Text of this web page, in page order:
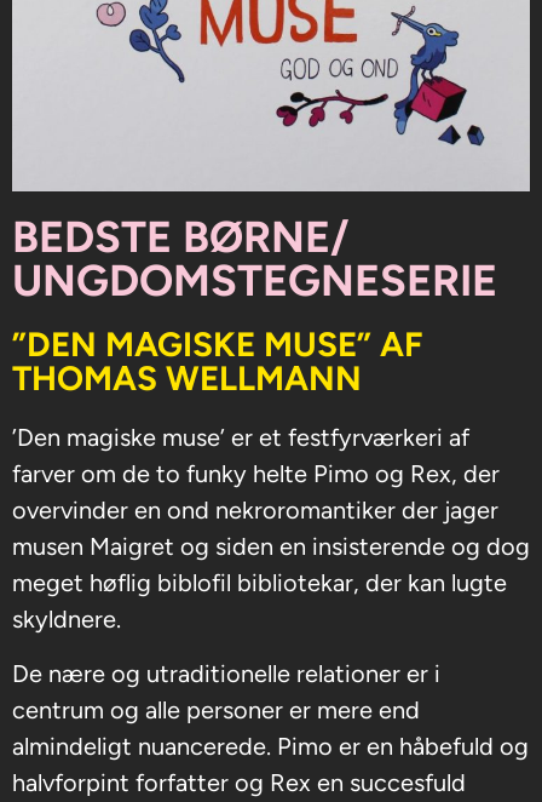
BEDSTE BØRNE/
UNGDOMSTEGNESERIE
”DEN MAGISKE MUSE” AF
THOMAS WELLMANN
’Den magiske muse’ er et festfyrværkeri af
farver om de to funky helte Pimo og Rex, der
overvinder en ond nekroromantiker der jager
musen Maigret og siden en insisterende og dog
meget høflig biblofil bibliotekar, der kan lugte
skyldnere.
De nære og utraditionelle relationer er i
centrum og alle personer er mere end
almindeligt nuancerede. Pimo er en håbefuld og
halvforpint forfatter og Rex en succesfuld